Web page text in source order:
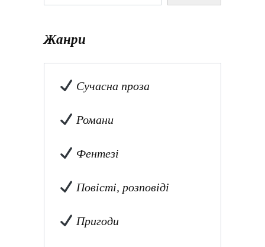
Жанри
Сучасна проза
Романи
Фентезі
Повісті, розповіді
Пригоди